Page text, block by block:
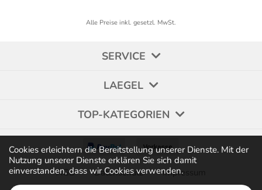
Cookies erleichtern die Bereitstellung unserer Dienste. Mit der
Nutzung unserer Dienste erklären Sie sich damit
einverstanden, dass wir Cookies verwenden.
Alle Preise inkl. gesetzl. MwSt.
SERVICE
LAEGEL
TOP-KATEGORIEN
AGB Datenschutz Impressum